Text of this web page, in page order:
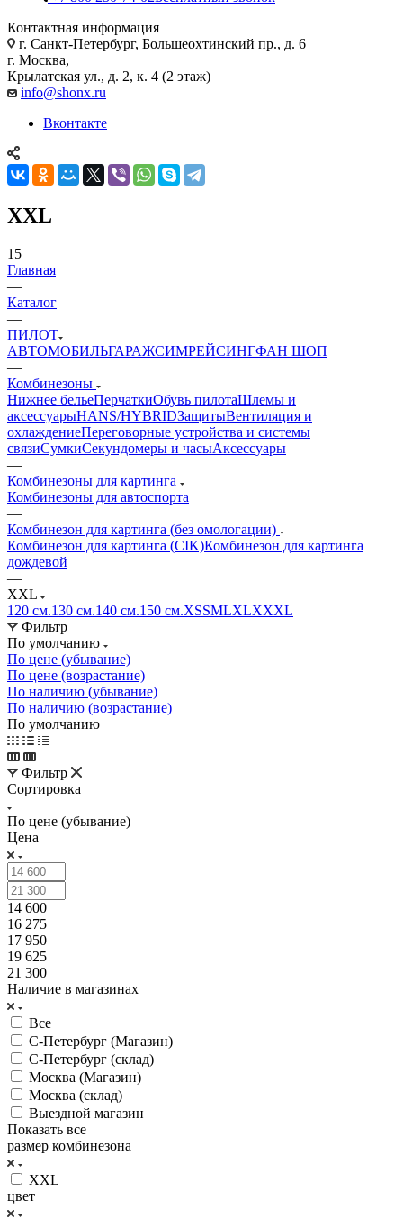
Контактная информация
г. Санкт-Петербург, Большеохтинский пр., д. 6
г. Москва,
Крылатская ул., д. 2, к. 4 (2 этаж)
info@shonx.ru
Вконтакте
XXL
15
Главная
—
Каталог
—
ПИЛОТ
АВТОМОБИЛЬГАРАЖСИМРЕЙСИНГФАН ШОП
—
Комбинезоны
Нижнее бельеПерчаткиОбувь пилотаШлемы и
аксессуарыHANS/HYBRIDЗащитыВентиляция и
охлаждениеПереговорные устройства и системы
связиСумкиСекундомеры и часыАксессуары
—
Комбинезоны для картинга
Комбинезоны для автоспорта
—
Комбинезон для картинга (без омологации)
Комбинезон для картинга (CIK)Комбинезон для картинга
дождевой
—
XXL
120 см.130 см.140 см.150 см.XSSMLXLXXXL
Фильтр
По умолчанию
По цене (убывание)
По цене (возрастание)
По наличию (убывание)
По наличию (возрастание)
По умолчанию
Фильтр
Сортировка
По цене (убывание)
Цена
14 600
16 275
17 950
19 625
21 300
Наличие в магазинах
Все
С-Петербург (Магазин)
С-Петербург (склад)
Москва (Магазин)
Москва (склад)
Выездной магазин
Показать все
размер комбинезона
XXL
цвет